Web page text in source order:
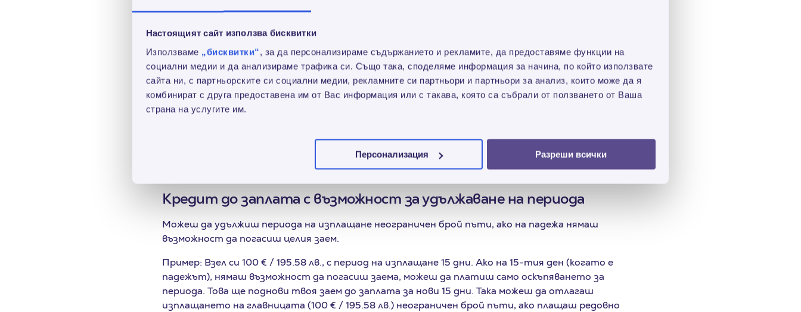
Настоящият сайт използва бисквитки
Използваме „бисквитки“, за да персонализираме съдържанието и рекламите, да предоставяме функции на
социални медии и да анализираме трафика си. Също така, споделяме информация за начина, по който използвате
сайта ни, с партньорските си социални медии, рекламните си партньори и партньори за анализ, които може да я
комбинират с друга предоставена им от Вас информация или с такава, която са събрали от ползването от Ваша
страна на услугите им.
Персонализация Разреши всички
Решението е на един клик разстояние - бързи кредити до заплата от Credissimo!
Credissimo до заплата е онлайн заем с максимална сума до 750 € / 1466.87 лв. и срок за изплащане
от 15 до 30 дни, който ти помага спокойно да посрещнеш непредвидените месечни разходи.
Нашият кредит до заплата е краткосрочно решение при необходимост от финансиране и е
подходящо, ако си сигурен, че в близко бъдеще очакваш приходи.
За да удовлетворим максимално всеки наш нов клиент, предоставяме безлихвен кредит до
заплата за период до 30 дни*.
Лоялните ни клиенти също получават преференциални условия - безлихвен кредит до заплата
е и всеки 5-и заем за период, съответстващ на избрания такъв на револвиране.
Кредит до заплата с възможност за удължаване на периода
Можеш да удължиш периода на изплащане неограничен брой пъти, ако на падежа нямаш
възможност да погасиш целия заем.
Пример: Взел си 100 € / 195.58 лв., с период на изплащане 15 дни. Ако на 15-тия ден (когато е
падежът), нямаш възможност да погасиш заема, можеш да платиш само оскъпяването за
периода. Това ще поднови твоя заем до заплата за нови 15 дни. Така можеш да отлагаш
изплащането на главницата (100 € / 195.58 лв.) неограничен брой пъти, ако плащаш редовно